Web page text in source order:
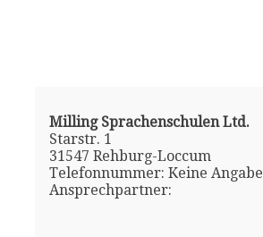
Milling Sprachenschulen Ltd.
Starstr. 1
31547 Rehburg-Loccum
Telefonnummer: Keine Angabe
Ansprechpartner: